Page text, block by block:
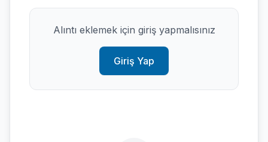
Alıntı eklemek için giriş yapmalısınız
Giriş Yap